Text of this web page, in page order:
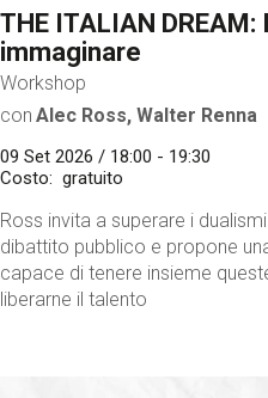
THE ITALIAN
immaginare
Workshop
con Alec Ross, Walter Renna
09 Set 2026 / 18:00 - 19:30
Costo
gratuito
Ross invita a superare i
dibattito pubblico e propone
capace di tenere insieme
liberarne il talento